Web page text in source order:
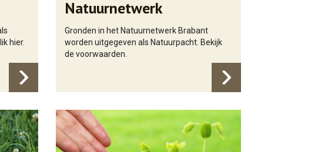
hier.
Natuurnetwerk
Gronden in het Natuurnetwerk Brabant
worden uitgegeven als Natuurpacht. Bekijk
de voorwaarden.